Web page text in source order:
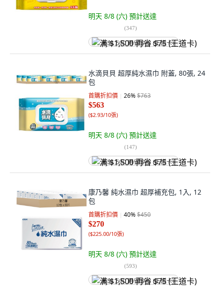
明天 8/8 (六) 預計送達
(347)
满 $1,500 再省 $75 (王道卡)
水滴貝貝 超厚純水濕巾 附蓋, 80張, 24
包
首購折扣價 26%$763
$563
($2.93/10張)
明天 8/8 (六) 預計送達
(147)
满 $1,500 再省 $75 (王道卡)
康乃馨 純水濕巾 超厚補充包, 1入, 12
包
首購折扣價 40%$450
$270
($225.00/10張)
明天 8/8 (六) 預計送達
(593)
满 $1,500 再省 $75 (王道卡)